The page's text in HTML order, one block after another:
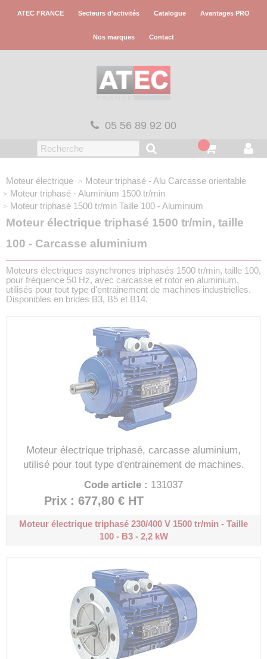
ATEC FRANCE Secteurs d'activités Catalogue Avantages PRO
Nos marques Contact
05 56 89 92 00
Moteur électrique Moteur triphasé - Alu Carcasse orientable
Moteur triphasé - Aluminium 1500 tr/min
Moteur triphasé 1500 tr/min Taille 100 - Aluminium
Moteur électrique triphasé 1500 tr/min, taille
100 - Carcasse aluminium
Moteurs électriques asynchrones triphasés 1500 tr/min, taille 100,
pour fréquence 50 Hz, avec carcasse et rotor en aluminium,
utilisés pour tout type d'entrainement de machines industrielles.
Disponibles en brides B3, B5 et B14.
Moteur électrique triphasé, carcasse aluminium,
utilisé pour tout type d'entrainement de machines.
Code article : 131037
Prix : 677,80 € HT
Moteur électrique triphasé 230/400 V 1500 tr/min - Taille
100 - B3 - 2,2 kW